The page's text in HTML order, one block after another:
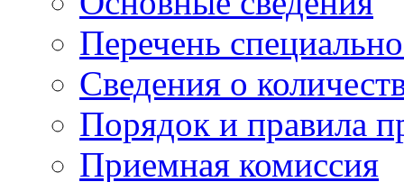
Перечень
Cведения о
Порядок и правила
Приемная комиссия